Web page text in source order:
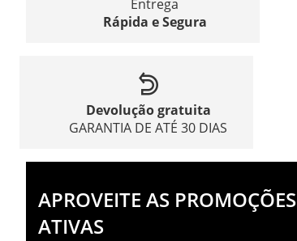
Entrega
Rápida e Segura
Devolução gratuita
GARANTIA DE ATÉ 30 DIAS
APROVEITE AS PROMOÇÕES
ATIVAS